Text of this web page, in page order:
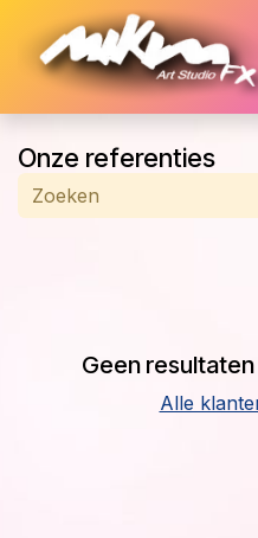
Overslaan naar inhoud
Onze referenties
Geen
Alle